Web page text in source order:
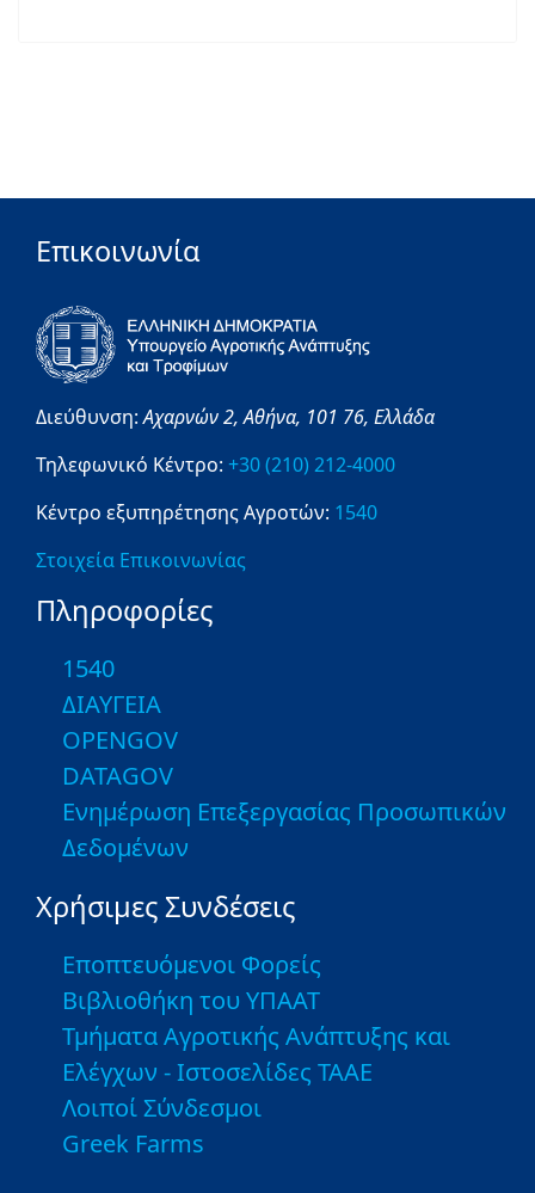
Επικοινωνία
Διεύθυνση:Αχαρνών 2,Αθήνα, 101 76, Ελλάδα
Τηλεφωνικό Κέντρο: +30 (210) 212-4000
Κέντρο εξυπηρέτησης Αγροτών: 1540
Στοιχεία Επικοινωνίας
Πληροφορίες
1540
ΔΙΑΥΓΕΙΑ
OPENGOV
DATAGOV
Ενημέρωση Επεξεργασίας Προσωπικών
Δεδομένων
Χρήσιμες Συνδέσεις
Εποπτευόμενοι Φορείς
Βιβλιοθήκη του ΥΠΑΑΤ
Τμήματα Αγροτικής Ανάπτυξης και
Ελέγχων - Ιστοσελίδες ΤΑΑΕ
Λοιποί Σύνδεσμοι
Greek Farms